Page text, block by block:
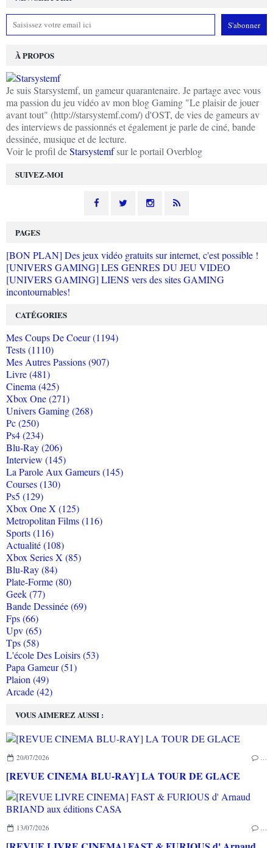
SUIVEZ-MOI
À PROPOS
Je suis Starsystemf, un gameur quarantenaire. Je partage avec vous
ma passion du jeu vidéo av mon blog Gaming "Le plaisir de jouer
avant tout" (http://starsystemf.com/) d'OST, de vies de gameurs av
des interviews de passionnés et également je parle de ciné, bande
dessinée, musique et de lecture.
Voir le profil deStarsystemfsur le portail Overblog
VOUS AIMEREZ AUSSI :
20/07/2026 …
[REVUE CINEMA BLU-RAY] LA TOUR DE GLACE
13/07/2026 …
PAGES
[BON PLAN] Des jeux vidéo gratuits sur internet, c'est possible !
[UNIVERS GAMING] LES GENRES DU JEU VIDEO
[UNIVERS GAMING] LIENS vers des sites GAMING
incontournables!
CATÉGORIES
Mes Coups De Coeur (1194)
Tests (1110)
Mes Autres Passions (907)
Livre (481)
Cinema (425)
Xbox One (271)
Univers Gaming (268)
Pc (250)
Ps4 (234)
Blu-Ray (206)
Interview (145)
La Parole Aux Gameurs (145)
Courses (130)
Ps5 (129)
Xbox One X (125)
Metropolitan Films (116)
Sports (116)
Actualité (108)
Xbox Series X (85)
Blu-Ray (84)
Plate-Forme (80)
Geek (77)
Bande Dessinée (69)
Fps (66)
Upv (65)
Tps (58)
L'école Des Loisirs (53)
Papa Gameur (51)
Plaion (49)
Arcade (42)